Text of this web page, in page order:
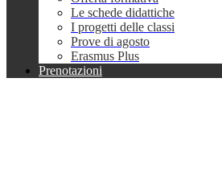
Le schede didattiche
I progetti delle classi
Prove di agosto
Erasmus Plus
Prenotazioni